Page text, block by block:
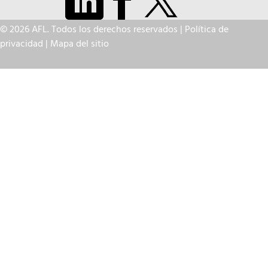
© 2026 AFL. Todos los derechos reservados | Política de
privacidad | Mapa del sitio